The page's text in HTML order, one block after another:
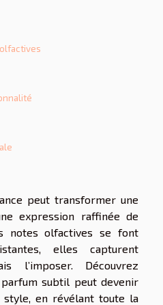
peut transformer une
expression raffinée de
notes olfactives se font
elles capturent
l’imposer. Découvrez
subtil peut devenir
style, en révélant toute la